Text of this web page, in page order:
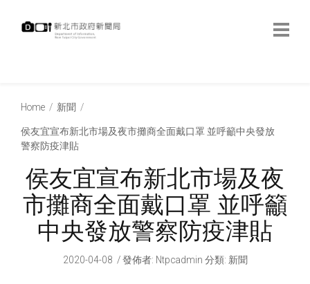
Home 新聞
侯友宜宣布新北市場及夜市攤商全面戴口罩 並呼籲中央發放
警察防疫津貼
侯友宜宣布新北市場及夜
市攤商全面戴口罩 並呼籲
中央發放警察防疫津貼
2020-04-08 發佈者: Ntpcadmin 分類: 新聞